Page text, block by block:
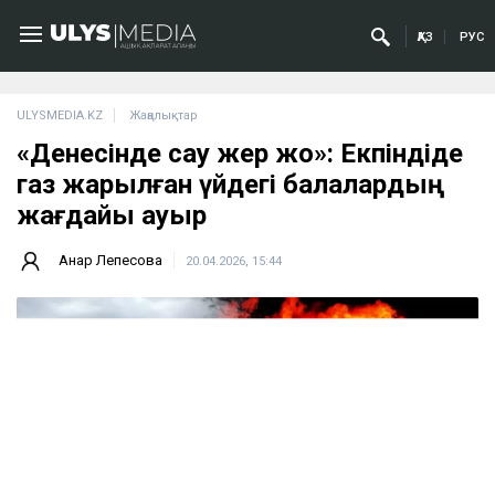
ҚАЗ РУС
ULYSMEDIA.KZ Жаңалықтар
«Денесінде сау жер жоқ»: Екпіндіде
газ жарылған үйдегі балалардың
жағдайы ауыр
Анар Лепесова 20.04.2026, 15:44